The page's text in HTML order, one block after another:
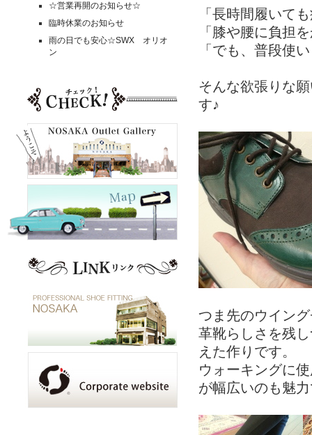
「長時間履いて
「膝や腰に負担
「でも、普段使
そんな欲張りな
す♪
つま先のウイン
革靴らしさを残
えた作りです。
ウォーキングに
が幅広いのも魅
☆営業再開のお知らせ☆
臨時休業のお知らせ
雨の日でも安心☆SWX オリオ
ン